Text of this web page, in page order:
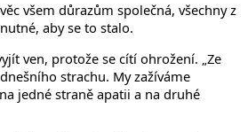
všem důrazům společná, všechny z
aby se to stalo.
ven, protože se cítí ohrožení. „Ze
strachu. My zažíváme
jedné straně apatii a na druhé